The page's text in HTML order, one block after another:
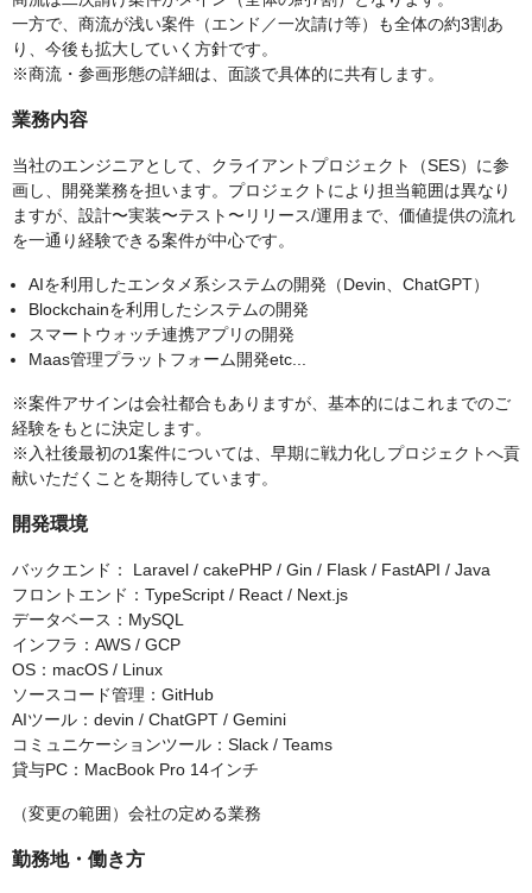
一方で、商流が浅い案件（エンド／一次請け等）も全体の約3割あ
り、今後も拡大していく方針です。
※商流・参画形態の詳細は、面談で具体的に共有します。
業務内容
当社のエンジニアとして、クライアントプロジェクト（SES）に参
画し、開発業務を担います。プロジェクトにより担当範囲は異なり
ますが、設計〜実装〜テスト〜リリース/運用まで、価値提供の流れ
を一通り経験できる案件が中心です。
AIを利用したエンタメ系システムの開発（Devin、ChatGPT）
Blockchainを利用したシステムの開発
スマートウォッチ連携アプリの開発
Maas管理プラットフォーム開発etc...
※案件アサインは会社都合もありますが、基本的にはこれまでのご
経験をもとに決定します。
※入社後最初の1案件については、早期に戦力化しプロジェクトへ貢
献いただくことを期待しています。
開発環境
バックエンド： Laravel / cakePHP / Gin / Flask / FastAPI / Java
フロントエンド：TypeScript / React / Next.js
データベース：MySQL
インフラ：AWS / GCP
OS：macOS / Linux
ソースコード管理：GitHub
AIツール：devin / ChatGPT / Gemini
コミュニケーションツール：Slack / Teams
貸与PC：MacBook Pro 14インチ
（変更の範囲）会社の定める業務
勤務地・働き方